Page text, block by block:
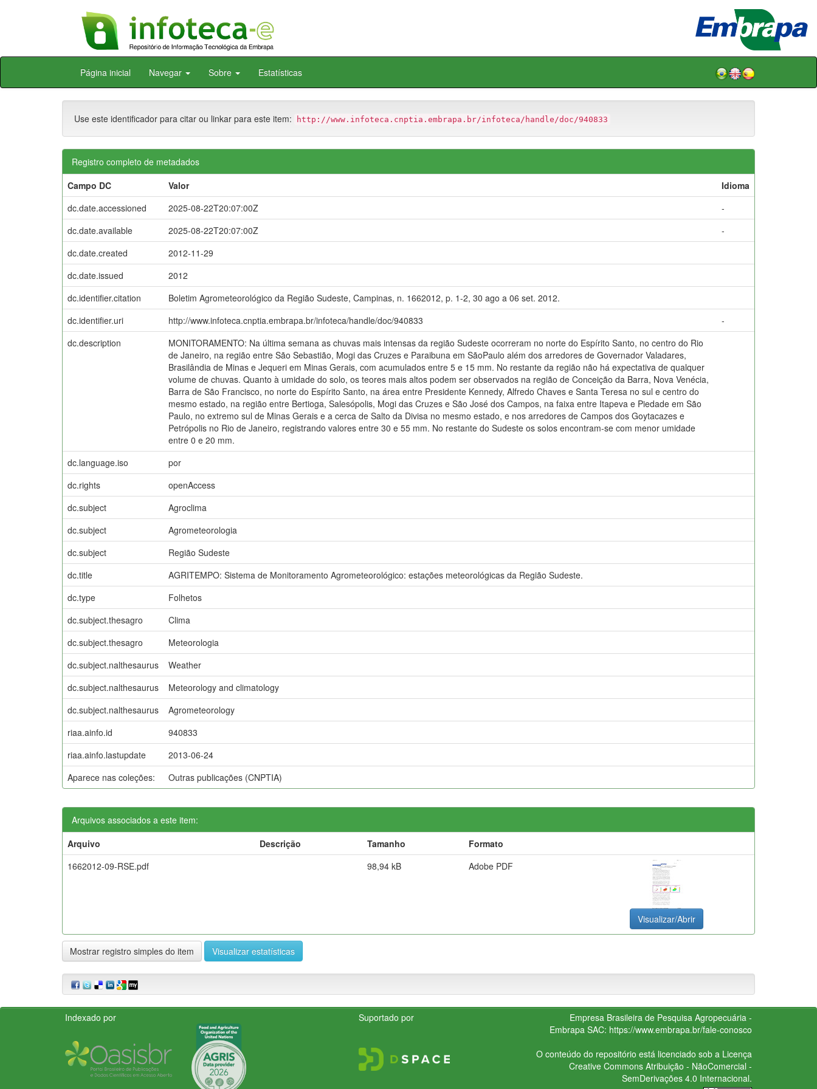
Skip
Página inicial Navegar Sobre Estatísticas
Use este identificador para citar ou linkar para este item: http://www.infoteca.cnptia.embrapa.br/infoteca/handle/doc/940833
Registro completo de metadados
Campo DC
Valor
Idioma
dc.date.accessioned
2025-08-22T20:07:00Z
-
dc.date.available
2025-08-22T20:07:00Z
-
dc.date.created
2012-11-29
dc.date.issued
2012
dc.identifier.citation
Boletim Agrometeorológico da Região Sudeste, Campinas, n. 1662012, p. 1-2, 30 ago a 06 set. 2012.
dc.identifier.uri
http://www.infoteca.cnptia.embrapa.br/infoteca/handle/doc/940833
-
dc.description
MONITORAMENTO: Na última semana as chuvas mais intensas da região Sudeste ocorreram no norte do Espírito Santo, no centro do Rio
de Janeiro, na região entre São Sebastião, Mogi das Cruzes e Paraibuna em SãoPaulo além dos arredores de Governador Valadares,
Brasilândia de Minas e Jequeri em Minas Gerais, com acumulados entre 5 e 15 mm. No restante da região não há expectativa de qualquer
volume de chuvas. Quanto à umidade do solo, os teores mais altos podem ser observados na região de Conceição da Barra, Nova Venécia,
Barra de São Francisco, no norte do Espírito Santo, na área entre Presidente Kennedy, Alfredo Chaves e Santa Teresa no sul e centro do
mesmo estado, na região entre Bertioga, Salesópolis, Mogi das Cruzes e São José dos Campos, na faixa entre Itapeva e Piedade em São
Paulo, no extremo sul de Minas Gerais e a cerca de Salto da Divisa no mesmo estado, e nos arredores de Campos dos Goytacazes e
Petrópolis no Rio de Janeiro, registrando valores entre 30 e 55 mm. No restante do Sudeste os solos encontram-se com menor umidade
entre 0 e 20 mm.
dc.language.iso
por
dc.rights
openAccess
dc.subject
Agroclima
dc.subject
Agrometeorologia
dc.subject
Região Sudeste
dc.title
AGRITEMPO: Sistema de Monitoramento Agrometeorológico: estações meteorológicas da Região Sudeste.
dc.type
Folhetos
dc.subject.thesagro
Clima
dc.subject.thesagro
Meteorologia
dc.subject.nalthesaurus
Weather
dc.subject.nalthesaurus
Meteorology and climatology
dc.subject.nalthesaurus
Agrometeorology
riaa.ainfo.id
940833
riaa.ainfo.lastupdate
2013-06-24
Aparece nas coleções:
Outras publicações (CNPTIA)
Arquivos associados a este item:
Arquivo
Descrição Tamanho
Formato
1662012-09-RSE.pdf
98,94 kB Adobe PDF
Visualizar/Abrir
Mostrar registro simples do item Visualizar estatísticas
Indexado por Suportado por
Empresa Brasileira de Pesquisa Agropecuária -
Embrapa SAC: https://www.embrapa.br/fale-conosco
O conteúdo do repositório está licenciado sob a Licença
Creative CommonsAtribuição - NãoComercial -
SemDerivações 4.0 Internacional.